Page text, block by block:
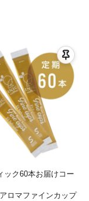
ック60本お届けコー
ロマファインカップ